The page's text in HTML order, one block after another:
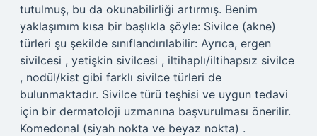
tutulmuş, bu da okunabilirliği artırmış. Benim
yaklaşımım kısa bir başlıkla şöyle: Sivilce (akne)
türleri şu şekilde sınıflandırılabilir: Ayrıca, ergen
sivilcesi , yetişkin sivilcesi , iltihaplı/iltihapsız sivilce
, nodül/kist gibi farklı sivilce türleri de
bulunmaktadır. Sivilce türü teşhisi ve uygun tedavi
için bir dermatoloji uzmanına başvurulması önerilir.
Komedonal (siyah nokta ve beyaz nokta) .